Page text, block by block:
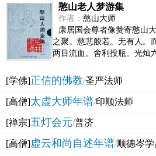
憨山老人梦游集
作者： 憨山大师
康居国会尊者像赞寄憨
之聚。慈悲般若。无有人。
两目流血。舍利投瓶。光灿
[学佛]正信的佛教/圣严法师
[高僧]太虚大师年谱/印顺法师
[禅宗]五灯会元/普济
[高僧]虚云和尚自述年谱/顺德岑